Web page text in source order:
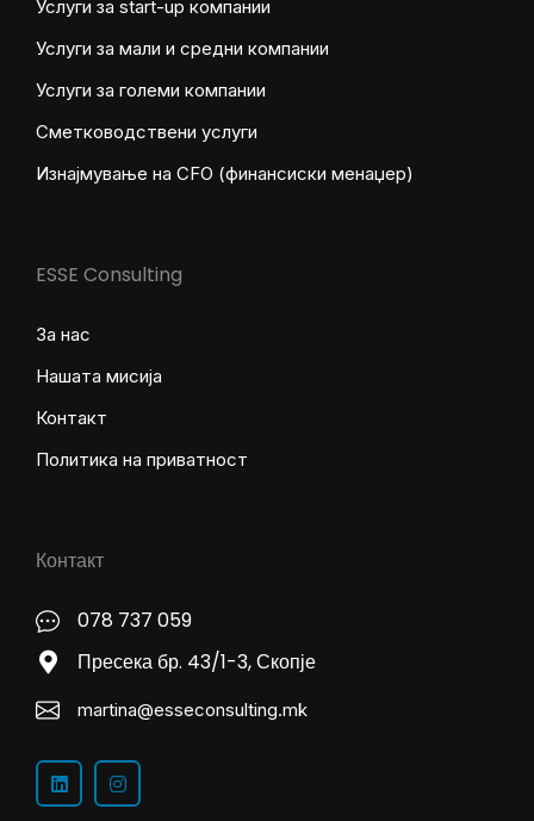
Услуги за start-up компании
Услуги за мали и средни компании
Услуги за големи компании
Сметководствени услуги
Изнајмување на CFO (финансиски менаџер)
ESSE Consulting
За нас
Нашата мисија
Контакт
Политика на приватност
Контакт
078 737 059
Пресека бр. 43/1-3, Скопје
martina@esseconsulting.mk